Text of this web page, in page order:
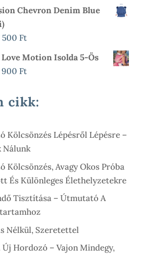
Chevron Denim Blue
500 FtÁrtartomány:
500 Ft
Motion Isolda 5-Ös
900 FtCurrent
Is:
cikk:
Kölcsönzés Lépésről Lépésre –
Nálunk
Kölcsönzés, Avagy Okos Próba
És Különleges Élethelyzetekre
Tisztítása – Útmutató A
Nélkül, Szeretettel
Új Hordozó – Vajon Mindegy,